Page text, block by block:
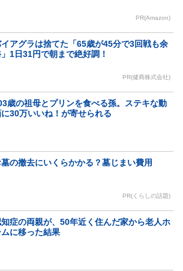
PR(Amazon)
アグラは捨てた「65歳が45分で3回戦も余
1日31円で朝まで絶好調！
PR(健商株式会社)
歳の祖母とプリンを食べる孫。ステキな動
30万いいね！が寄せられる
墓の撤去にいくらかかる？墓じまい費用
PR(くらしの話題)
症の両親が、50年近く住んだ家から老人ホ
ムに移った結果